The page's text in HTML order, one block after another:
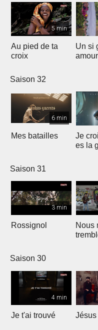
5 min
Au pied de ta
croix
Un si
amour
Saison 32
6 min
Mes batailles
Je
es la
Saison 31
3 min
Rossignol
Nous
Saison 30
4 min
Je t'ai trouvé